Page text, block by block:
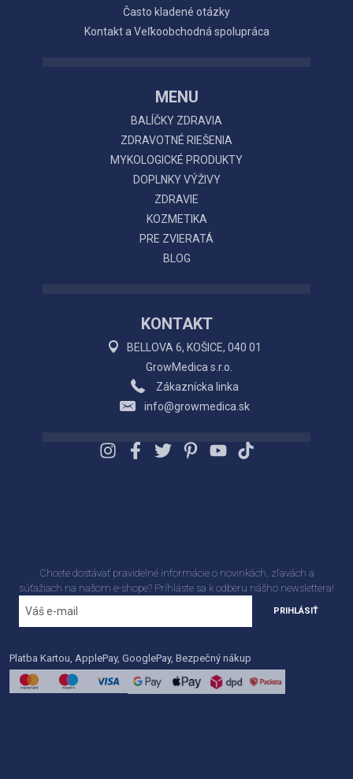
Často kladené otázky
Kontakt a Veľkoobchodná spolupráca
MENU
BALÍČKY ZDRAVIA
ZDRAVOTNÉ RIEŠENIA
MYKOLOGICKÉ PRODUKTY
DOPLNKY VÝŽIVY
ZDRAVIE
KOZMETIKA
PRE ZVIERATÁ
BLOG
KONTAKT
BELLOVA 6, KOŠICE, 040 01
GrowMedica s.r.o.
Zákaznícka linka
info@growmedica.sk
Chcete dostávať pravidelné informácie o novinkách, zľavách a
súťažiach na našom e-shope? Príhláste sa k odberu nášho newslettera!
PRIHLÁSIŤ
Platba Kartou, ApplePay, GooglePay, Bezpečný nákup